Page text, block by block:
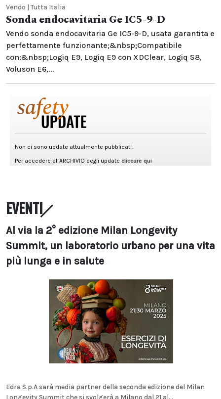
Vendo | Tutta Italia
Sonda endocavitaria Ge IC5-9-D
Vendo sonda endocavitaria Ge IC5-9-D, usata garantita e
perfettamente funzionante;&nbsp;Compatibile
con:&nbsp;Logiq E9, Logiq E9 con XDClear, Logiq S8,
Voluson E6,...
EVENTI
Al via la 2° edizione Milan Longevity
Summit, un laboratorio urbano per una vita
più lunga e in salute
Edra S.p.A sarà media partner della seconda edizione del Milan
Longevity Summit che si svolgerà a Milano dal 21 al...